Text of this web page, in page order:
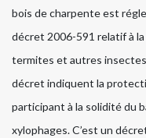
bois de charpente est
décret 2006-591 relatif à
termites et autres
décret indiquent la
participant à la solidité du
xylophages. C’est un